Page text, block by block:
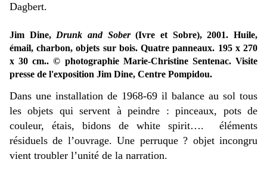
Dagbert.
Jim Dine, Drunk and Sober(Ivre et Sobre), 2001. Huile,
émail, charbon, objets sur bois. Quatre panneaux. 195 x 270
x 30 cm..© photographie Marie-Christine Sentenac. Visite
presse de l'exposition Jim Dine, Centre Pompidou.
Dans une installation de 1968-69 il balance au sol tous
les objets qui servent à peindre : pinceaux, pots de
couleur, étais, bidons de white spirit…. éléments
résiduels de l’ouvrage. Une perruque ? objet incongru
vient troubler l’unité de la narration.